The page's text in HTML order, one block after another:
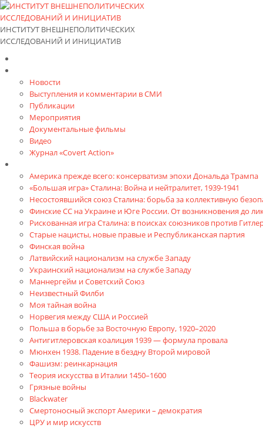
ИНСТИТУТ ВНЕШНЕПОЛИТИЧЕСКИХ
ИССЛЕДОВАНИЙ И ИНИЦИАТИВ
Новости
Выступления и коммента­рии в СМИ
Публикации
Мероприятия
Документальные фильмы
Видео
Журнал «Covert Action»
Америка прежде всего: консерватизм эпохи Дональда Трампа
«Большая игра» Сталина: Война и нейтралитет, 1939-1941
Несостоявшийся союз Сталина: борьба за коллективную
Финские СС на Украине и Юге России. От возникновения до
Рискованная игра Сталина: в поисках союзников против
Старые нацисты, новые правые и Республиканская партия
Финская война
Латвийский национализм на службе Западу
Украинский национализм на службе Западу
Маннергейм и Советский Союз
Неизвестный Филби
Моя тайная война
Норвегия между США и Россией
Польша в борьбе за Восточную Европу, 1920–2020
Антигитлеровская коалиция 1939 — формула провала
Мюнхен 1938. Падение в бездну Второй мировой
Фашизм: реинкарнация
Теория искусства в Италии 1450–1600
Грязные войны
Blackwater
Смертоносный экспорт Америки – демократия
ЦРУ и мир искусств